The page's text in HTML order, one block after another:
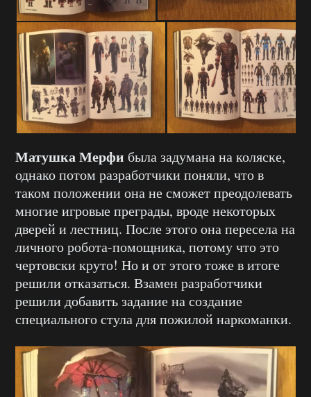
Матушка Мерфи была задумана на коляске,
однако потом разработчики поняли, что в
таком положении она не сможет преодолевать
многие игровые преграды, вроде некоторых
дверей и лестниц. После этого она пересела на
личного робота-помощника, потому что это
чертовски круто! Но и от этого тоже в итоге
решили отказаться. Взамен разработчики
решили добавить задание на создание
специального стула для пожилой наркоманки.